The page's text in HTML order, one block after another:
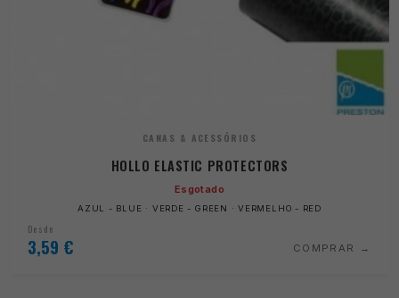
CANAS & ACESSÓRIOS
HOLLO ELASTIC PROTECTORS
Esgotado
AZUL - BLUE · VERDE - GREEN · VERMELHO - RED
Desde
3,59 € COMPRAR